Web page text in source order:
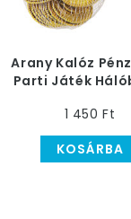
Arany Kalóz
Parti Játék
1 450 Ft
KOSÁRBA